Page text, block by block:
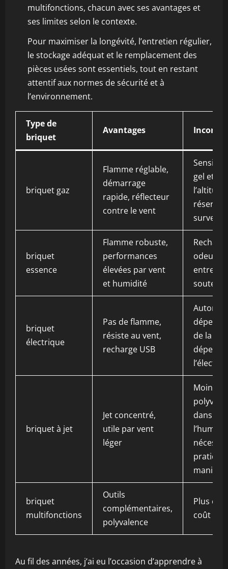
multifonctions, chacun avec ses avantages et
ses limites selon le contexte.
Pour maximiser la longévité, l’entretien régulier,
le stockage adéquat et le remplacement des
pièces usées sont essentiels, tout en restant
attentif aux normes de sécurité et à
l’environnement.
Type de
briquet
Avantages
briquet gaz
Flamme réglable,
démarrage
rapide, réflecteur
contre le vent
gel et à
l’altitude,
briquet
essence
Flamme robuste,
performances
élevées par vent
et humidité
odeur,
soutenu
briquet
électrique
Pas de flamme,
résiste au vent,
recharge USB
de la
briquet à jet
Jet concentré,
utile par vent
léger
Moins
dans
briquet
multifonctions
Outils
complémentaires,
polyvalence
Plus
coût
Au fil des années, j’ai eu l’occasion d’apprendre à